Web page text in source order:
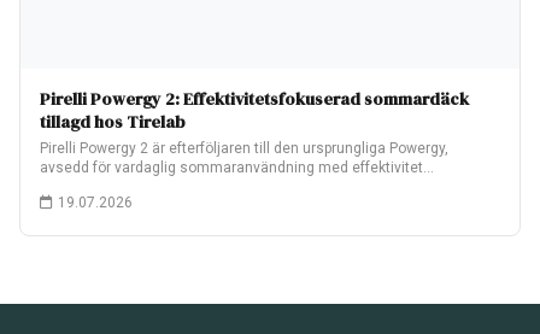
Pirelli Powergy 2: Effektivitetsfokuserad sommardäck
tillagd hos Tirelab
Pirelli Powergy 2 är efterföljaren till den ursprungliga Powergy,
avsedd för vardaglig sommaranvändning med effektivitet…
19.07.2026